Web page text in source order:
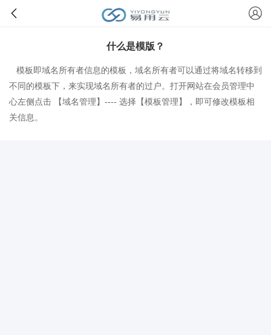
什么是模版？
模板即域名所有者信息的模板，域名所有者可以通过将域名转移到
不同的模板下，来实现域名所有者的过户。打开网站在会员管理中
心左侧点击 【域名管理】---- 选择【模板管理】，即可修改模板相
关信息。